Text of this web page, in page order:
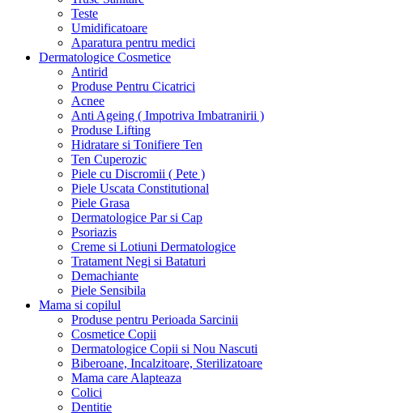
Teste
Umidificatoare
Aparatura pentru medici
Dermatologice Cosmetice
Antirid
Produse Pentru Cicatrici
Acnee
Anti Ageing ( Impotriva Imbatranirii )
Produse Lifting
Hidratare si Tonifiere Ten
Ten Cuperozic
Piele cu Discromii ( Pete )
Piele Uscata Constitutional
Piele Grasa
Dermatologice Par si Cap
Psoriazis
Creme si Lotiuni Dermatologice
Tratament Negi si Bataturi
Demachiante
Piele Sensibila
Mama si copilul
Produse pentru Perioada Sarcinii
Cosmetice Copii
Dermatologice Copii si Nou Nascuti
Biberoane, Incalzitoare, Sterilizatoare
Mama care Alapteaza
Colici
Dentitie